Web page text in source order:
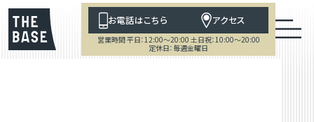
お電話はこちら アクセス
営業時間 平日：12:00～20:00 土日祝：10:00～20:00
定休日：毎週金曜日